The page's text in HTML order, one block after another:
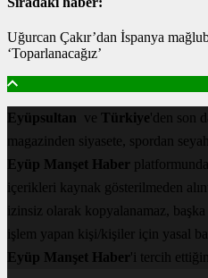
Uğurcan Çakır’dan İspanya
‘Toparlanacağız’
Eyüpsultan ve Türkiye'den son
magazinden siyasete, spordan
Eyüp Manşet Haber
içerikleri kaynak gösterilmeden
izinsiz olarak kopyalanamaz, başka
işlem yapan kişi/kişiler için yasal
Eyüp Manşet Haber'i tercih